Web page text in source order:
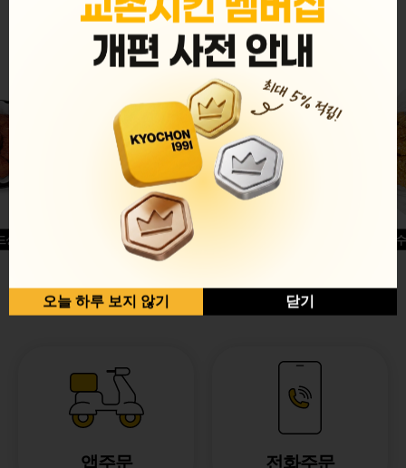
MENU
글윙
반반순살[레드+허니]
허니옥
앱주문 전화주문
오늘 하루 보지 않기 닫기